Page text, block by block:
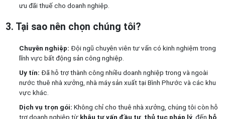
ưu đãi thuế cho doanh nghiệp.
3. Tại sao nên chọn chúng tôi?
Chuyên nghiệp: Đội ngũ chuyên viên tư vấn có kinh nghiệm trong
lĩnh vực bất động sản công nghiệp.
Uy tín: Đã hỗ trợ thành công nhiều doanh nghiệp trong và ngoài
nước thuê nhà xưởng, nhà máy sản xuất tại Bình Phước và các khu
vực khác.
Dịch vụ trọn gói: Không chỉ cho thuê nhà xưởng, chúng tôi còn hỗ
trợ doanh nghiệp từ khâu tư vấn đầu tư, thủ tục pháp lý, đến hỗ